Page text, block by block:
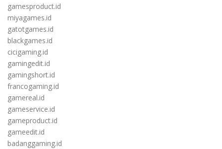
gamesproduct.id
miyagames.id
gatotgames.id
blackgames.id
cicigaming.id
gamingedit.id
gamingshort.id
francogaming.id
gamereal.id
gameservice.id
gameproduct.id
gameedit.id
badanggaming.id